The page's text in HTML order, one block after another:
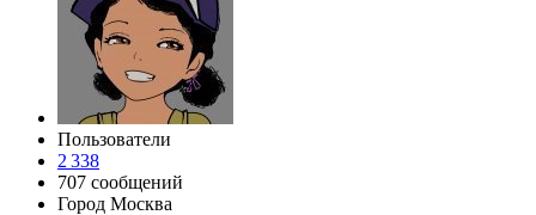
Пользователи
2 338
707 сообщений
Город Москва